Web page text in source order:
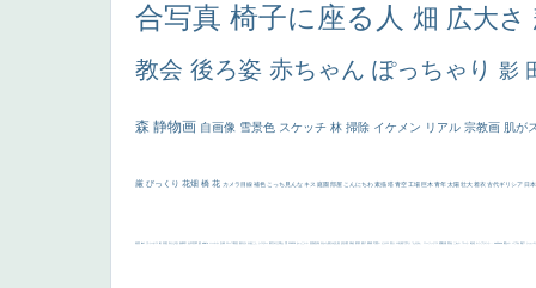
合写真 椅子に座る人 畑 広大さ
教会 後ろ姿 赤ちゃん ぽっちゃり 影
森 静物画 自画像 雪景色 スケッチ 林 掃除 イケメン リアル 宗教画 肌が
厳 びっくり 花畑 橋 花 カメラ目線 補色 こっち見んな キス 庭園 部屋 こんにちわ 素描 塔 青空 工場 巨木 青年 太陽 壮大 着衣 古代ギリシア 日
画質 last ヴィーナス 剣 白人少女 食事中 山本芳翠 麦 alciato ハーレム 女神 ローマ教皇 奥行き 火起こし シスター 東方の三博士 114514 かっこいい 受胎告知 天から覗き込む顔 設計図 挿絵 群衆 親子 裸婦 可愛い ピサロ ＃名画で学ぶ「たるみ」 ニーソックス 躍動感 黄色 こわい コート 畦道 レンブラント・ sekkusu 暖かい バブみ 靴下 ショッ